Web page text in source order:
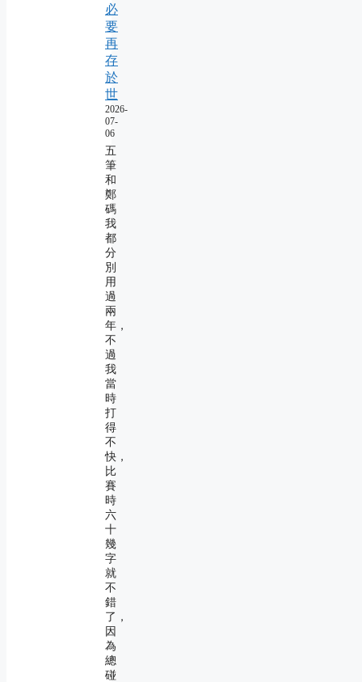
必
要
再
存
於
世
2026-
07-
06
五
筆
和
鄭
碼
我
都
分
別
用
過
兩
年，
不
過
我
當
時
打
得
不
快，
比
賽
時
六
十
幾
字
就
不
錯
了，
因
為
總
碰